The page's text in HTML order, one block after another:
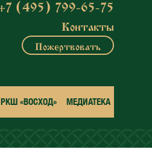
+7 (495) 799-65-75
Контакты
Пожертвовать
РКШ «ВОСХОД» МЕДИАТЕКА